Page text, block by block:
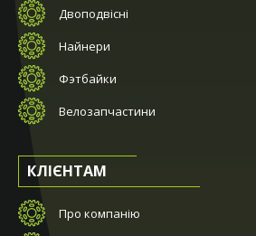
Двоподвісні
Найнери
Фэтбайки
Велозапчастини
КЛІЄНТАМ
Про компанію